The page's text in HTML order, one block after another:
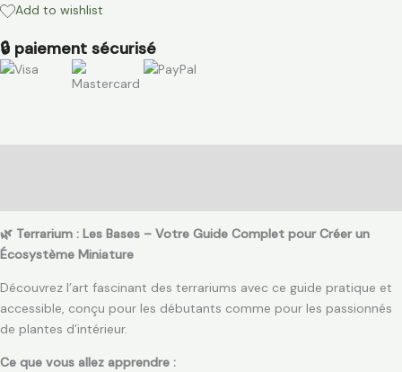
Add to wishlist
🔒 paiement sécurisé
🌿 Terrarium : Les Bases – Votre Guide Complet pour Créer un
Écosystème Miniature
Découvrez l’art fascinant des terrariums avec ce guide pratique et
accessible, conçu pour les débutants comme pour les passionnés
de plantes d’intérieur.
Ce que vous allez apprendre :